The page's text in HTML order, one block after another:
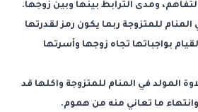
ومدى الترابط بينها وبين زوجها.
للمتزوجة ربما يكون رمز لقدرتها
بواجباتها تجاه زوجها وأسرتها
المولد في المنام للمتزوجة واكلها قد
ما تعاني منه من هموم.